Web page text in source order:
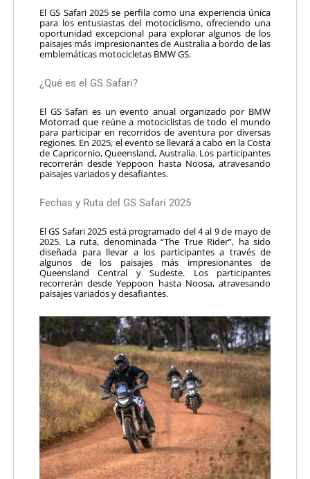
El GS Safari 2025 se perfila como una experiencia única
para los entusiastas del motociclismo, ofreciendo una
oportunidad excepcional para explorar algunos de los
paisajes más impresionantes de Australia a bordo de las
emblemáticas motocicletas BMW GS.
¿Qué es el GS Safari?
El GS Safari es un evento anual organizado por BMW
Motorrad que reúne a motociclistas de todo el mundo
para participar en recorridos de aventura por diversas
regiones. En 2025, el evento se llevará a cabo en la Costa
de Capricornio, Queensland, Australia. Los participantes
recorrerán desde Yeppoon hasta Noosa, atravesando
paisajes variados y desafiantes.
Fechas y Ruta del GS Safari 2025
El GS Safari 2025 está programado del 4 al 9 de mayo de
2025. La ruta, denominada “The True Rider”, ha sido
diseñada para llevar a los participantes a través de
algunos de los paisajes más impresionantes de
Queensland Central y Sudeste. Los participantes
recorrerán desde Yeppoon hasta Noosa, atravesando
paisajes variados y desafiantes.